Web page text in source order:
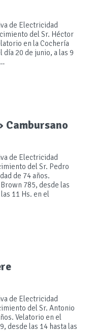
de Electricidad
del Sr. Héctor
en la Cochería
día 20 de junio, a las 9
Cambursano
de Electricidad
del Sr. Pedro
de 74 años.
785, desde las
11 Hs. en el
de Electricidad
del Sr. Antonio
Velatorio en el
desde las 14 hasta las